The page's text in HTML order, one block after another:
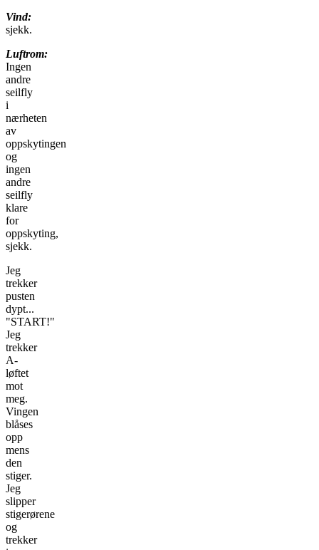
Vind:
sjekk.
Luftrom:
Ingen
andre
seilfly
i
nærheten
av
oppskytingen
og
ingen
andre
seilfly
klare
for
oppskyting,
sjekk.
Jeg
trekker
pusten
dypt...
"START!"
Jeg
trekker
A-
løftet
mot
meg.
Vingen
blåses
opp
mens
den
stiger.
Jeg
slipper
stigerørene
og
trekker